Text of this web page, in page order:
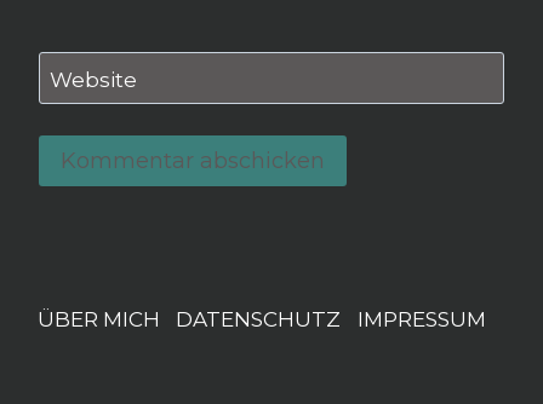
Website
ÜBER MICH DATENSCHUTZ IMPRESSUM